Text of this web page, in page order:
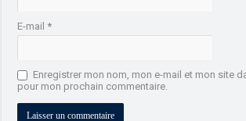
E-mail*
Enregistrer mon nom, mon e-mail et mon site
pour mon prochain commentaire.